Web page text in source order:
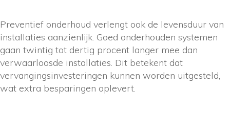
Preventief onderhoud verlengt ook de levensduur van
installaties aanzienlijk. Goed onderhouden systemen
gaan twintig tot dertig procent langer mee dan
verwaarloosde installaties. Dit betekent dat
vervangingsinvesteringen kunnen worden uitgesteld,
wat extra besparingen oplevert.